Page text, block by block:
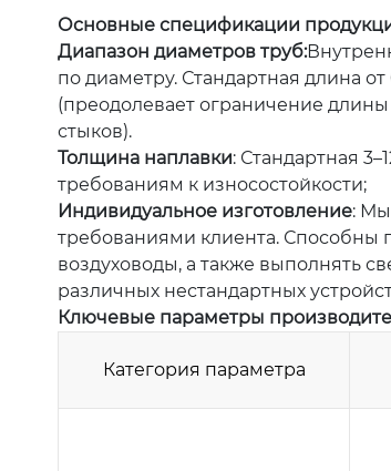
Основные спецификации
Диапазон диаметров труб:
по диаметру. Стандартная длина
(преодолевает ограничение
стыков).
Толщина наплавки: Стандартная
требованиям к износостойкости;
Индивидуальное изготовление: Мы
требованиями клиента. Способны
воздуховоды, а также выполнять
различных нестандартных
Ключевые параметры
Категория параметра